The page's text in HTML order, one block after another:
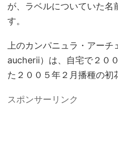
が、ラベルについていた名
す。
上のカンパニュラ・アー
aucherii）は、自宅で２０
た２００５年２月播種の初
スポンサーリンク